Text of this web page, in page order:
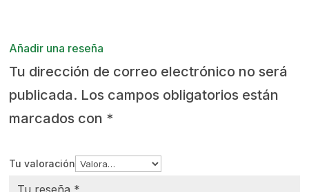
Añadir una reseña
Tu dirección de correo electrónico no será
publicada. Los campos obligatorios están
marcados con *
Tu valoración